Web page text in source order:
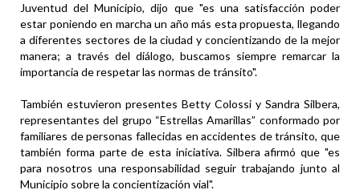
Juventud del Municipio, dijo que "es una satisfacción poder
estar poniendo en marcha un año más esta propuesta, llegando
a diferentes sectores de la ciudad y concientizando de la mejor
manera; a través del diálogo, buscamos siempre remarcar la
importancia de respetar las normas de tránsito".
También estuvieron presentes Betty Colossi y Sandra Silbera,
representantes del grupo “Estrellas Amarillas” conformado por
familiares de personas fallecidas en accidentes de tránsito, que
también forma parte de esta iniciativa. Silbera afirmó que "es
para nosotros una responsabilidad seguir trabajando junto al
Municipio sobre la concientización vial".